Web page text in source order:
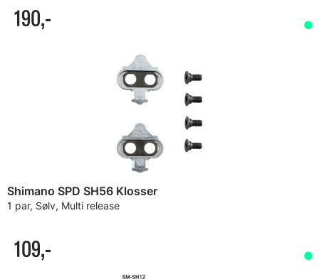
190,-
Shimano SPD SH56 Klosser
1 par, Sølv, Multi release
109,-